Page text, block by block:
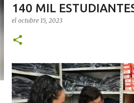
140 MIL
el octubre 15, 2023